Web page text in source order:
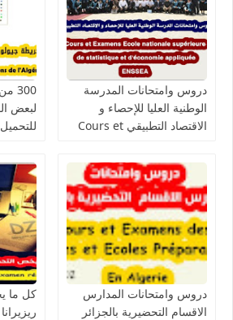
دروس وامتحانات المدرسة
الوطنية العليا للإحصاء و
الاقتصاد التطبيقي Cours et
supérieure de statistique
et d'économie appliquée
ENSSEA
لبعض
دروس وامتحانات المدارس
الاقسام التحضيرية بالجزائر
كل ما